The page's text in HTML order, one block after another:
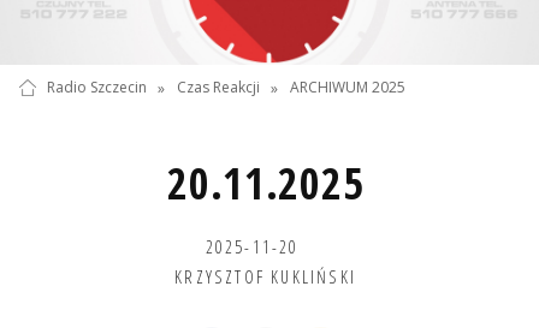
Radio Szczecin » Czas Reakcji » ARCHIWUM 2025
20.11.2025
2025-11-20
KRZYSZTOF KUKLIŃSKI